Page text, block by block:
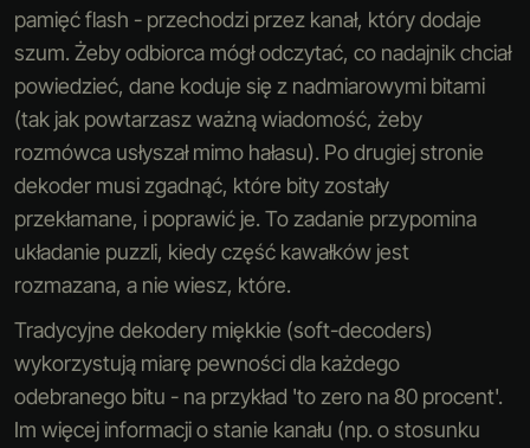
pamięć flash - przechodzi przez kanał, który dodaje
szum. Żeby odbiorca mógł odczytać, co nadajnik chciał
powiedzieć, dane koduje się z nadmiarowymi bitami
(tak jak powtarzasz ważną wiadomość, żeby
rozmówca usłyszał mimo hałasu). Po drugiej stronie
dekoder musi zgadnąć, które bity zostały
przekłamane, i poprawić je. To zadanie przypomina
układanie puzzli, kiedy część kawałków jest
rozmazana, a nie wiesz, które.
Tradycyjne dekodery miękkie (soft-decoders)
wykorzystują miarę pewności dla każdego
odebranego bitu - na przykład 'to zero na 80 procent'.
Im więcej informacji o stanie kanału (np. o stosunku